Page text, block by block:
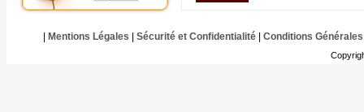
Mentions Légales Sécurité et Confidentialité| Conditions Générales